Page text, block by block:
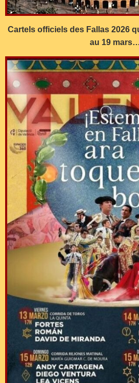
Cartels officiels des Fallas 2026
au 19